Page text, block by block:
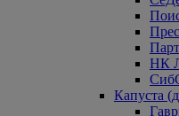
НК
Капуста